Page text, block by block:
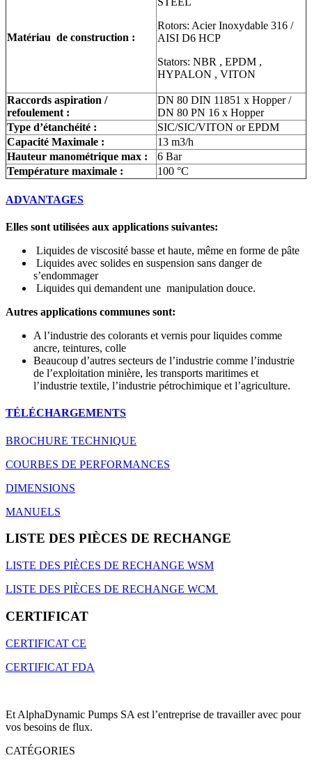
Matériau de construction :
Rotors: Acier Inoxydable 316 /
AISI D6 HCP
Stators: NBR , EPDM ,
HYPALON , VITON
Raccords aspiration /
refoulement :
DN 80 DIN 11851 x Hopper /
DN 80 PN 16 x Hopper
Type d’étanchéité :
SIC/SIC/VITON or EPDM
Capacité Maximale :
13 m3/h
Hauteur manométrique max :
6 Bar
Température maximale :
100 °C
ADVANTAGES
Elles sont utilisées aux applications suivantes:
Liquides de viscosité basse et haute, même en forme de pâte
Liquides avec solides en suspension sans danger de
s’endommager
Liquides qui demandent une manipulation douce.
Autres applications communes sont:
A l’industrie des colorants et vernis pour liquides comme
ancre, teintures, colle
Beaucoup d’autres secteurs de l’industrie comme l’industrie
de l’exploitation minière, les transports maritimes et
l’industrie textile, l’industrie pétrochimique et l’agriculture.
TÉLÉCHARGEMENTS
BROCHURE TECHNIQUE
COURBES DE PERFORMANCES
DIMENSIONS
MANUELS
LISTE DES PIÈCES DE RECHANGE
LISTE DES PIÈCES DE RECHANGE WSM
LISTE DES PIÈCES DE RECHANGE WCM
CERTIFICAT
CERTIFICAT CE
CERTIFICAT FDA
Et AlphaDynamic Pumps SA est l’entreprise de travailler avec pour
vos besoins de flux.
CATÉGORIES